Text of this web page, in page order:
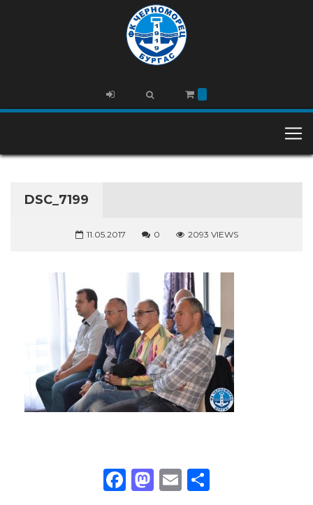
DSC_7199
11.05.2017 0 2093 VIEWS
Facebook
Mastodon
Email